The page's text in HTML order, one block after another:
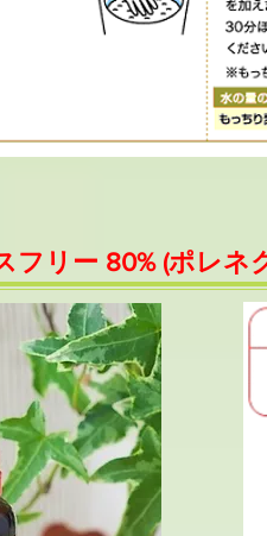
フリー 80% (ポレネ